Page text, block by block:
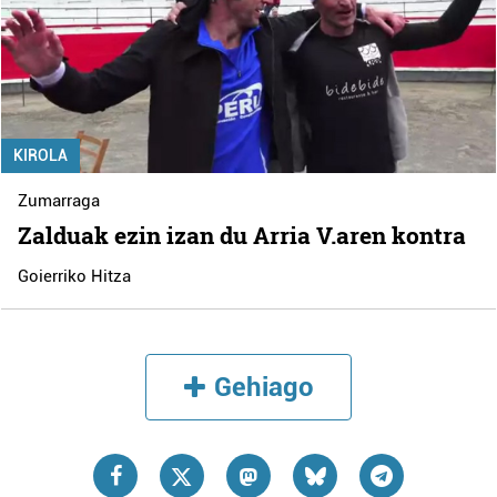
KIROLA
Zumarraga
Zalduak ezin izan du Arria V.aren kontra
Goierriko Hitza
Gehiago